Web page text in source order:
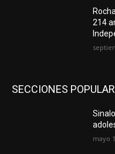
214
SECCIONES
mayo